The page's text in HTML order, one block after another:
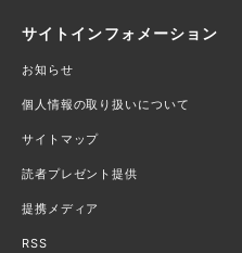
サイトインフォメーション
お知らせ
個人情報の取り扱いについて
サイトマップ
読者プレゼント提供
提携メディア
RSS